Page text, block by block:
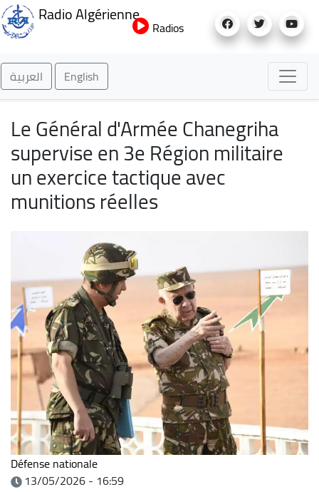
au
Radio Algérienne
Radios
العربية English
Le Général d'Armée Chanegriha
supervise en 3e Région militaire
un exercice tactique avec
munitions réelles
Défense nationale
13/05/2026 - 16:59